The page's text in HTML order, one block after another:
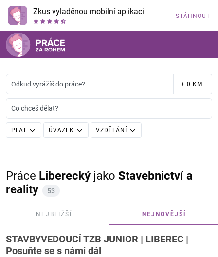
Zkus vyladěnou mobilní aplikaci STÁHNOUT
Odkud vyrážíš do práce? + 0 KM
Co chceš dělat?
PLAT ÚVAZEK VZDĚLÁNÍ
Práce Liberecký jako Stavebnictví a
reality
53
NEJBLIŽŠÍ NEJNOVĚJŠÍ
STAVBYVEDOUCÍ TZB JUNIOR | LIBEREC |
Posuňte se s námi dál